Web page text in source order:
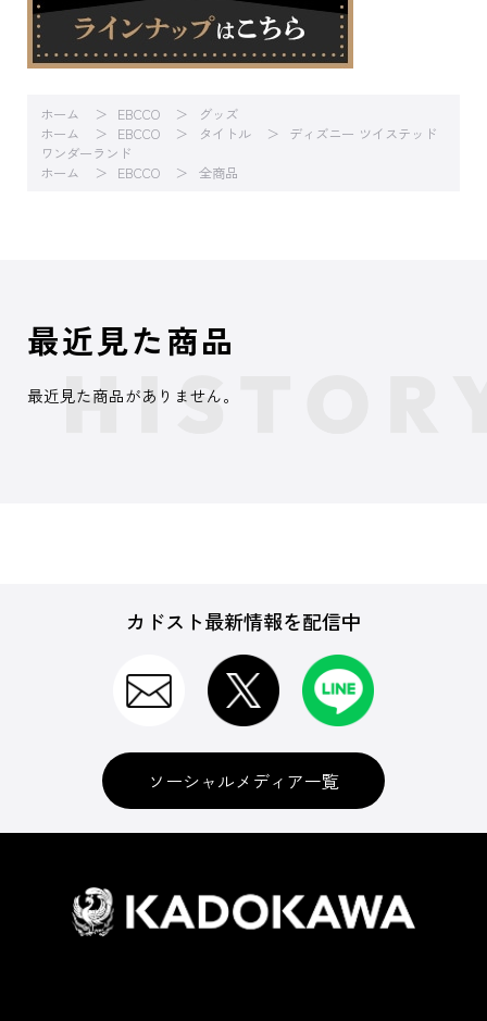
ホーム EBCCO
グッズ
ホーム
EBCCO タイトル
ディズニー ツイステッド
ワンダーランド
ホーム
EBCCO 全商品
最近見た商品
最近見た商品がありません。
カドスト最新情報を配信中
ソーシャルメディア一覧